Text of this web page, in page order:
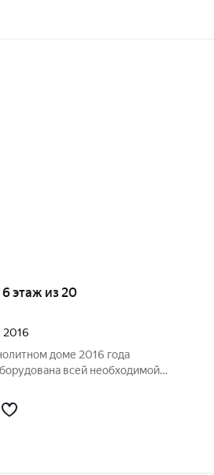
6 этаж из 20
2016
доме 2016 года